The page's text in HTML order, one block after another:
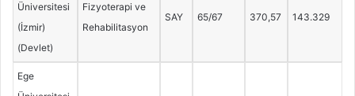
Üniversitesi
(İzmir)
(Devlet)
Fizyoterapi ve
Rehabilitasyon
SAY 65/67 370,57 143.329
Ege